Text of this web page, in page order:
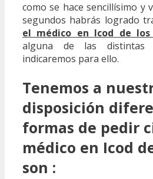
como se hace sencillísimo y
segundos habrás logrado
el médico en Icod de los
alguna de las distintas
indicaremos para ello.
Tenemos a
disposición
formas de pedir
médico en Icod
son :